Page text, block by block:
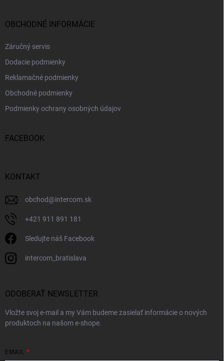
OBCHODNÉ INFORMÁCIE
Záručný servis
Dodacie podmienky
Reklamačné podmienky
Obchodné podmienky
Podmienky ochrany osobných údajov
FACEBOOK
KONTAKT
obchod@intercom.sk
+421 911 891 181
Sledujte náš Facebook
intercom_bratislava
ODOBERAŤ NEWSLETTER
Vložte svoj e-mail a my Vám budeme zasielať informácie o nových
produktoch na našom e-shope.
EMAIL